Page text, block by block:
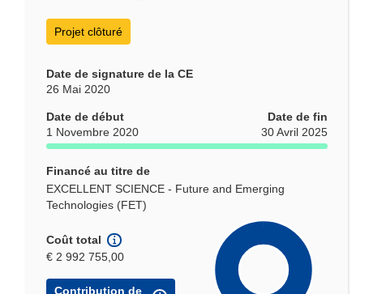
Projet clôturé
Date de signature de la CE
26 Mai 2020
Date de début
1 Novembre 2020
Date de fin
30 Avril 2025
Financé au titre de
EXCELLENT SCIENCE - Future and Emerging
Technologies (FET)
Coût total
€ 2 992 755,00
Contribution de